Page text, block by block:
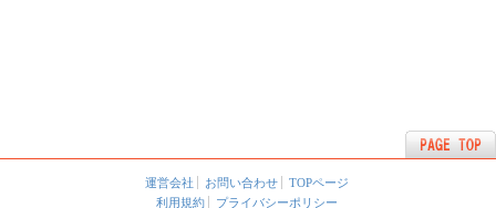
運営会社 お問い合わせ
TOPページ
利用規約
プライバシーポリシー